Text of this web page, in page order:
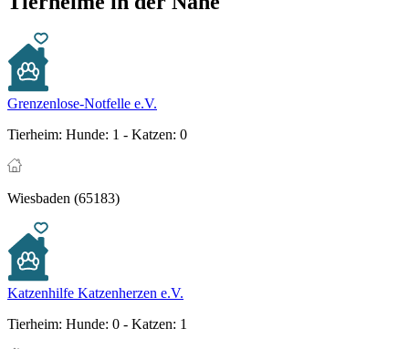
Grenzenlose-Notfelle e.V.
Tierheim: Hunde: 1 - Katzen: 0
Wiesbaden (65183)
Katzenhilfe Katzenherzen e.V.
Tierheim: Hunde: 0 - Katzen: 1